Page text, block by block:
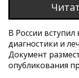
В России
диагностики и
Документ
опубликования